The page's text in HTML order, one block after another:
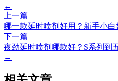
←
上一篇
哪一款延时喷剂好用？新手小白
下一篇
夜劲延时喷剂哪款好？S系列到
→